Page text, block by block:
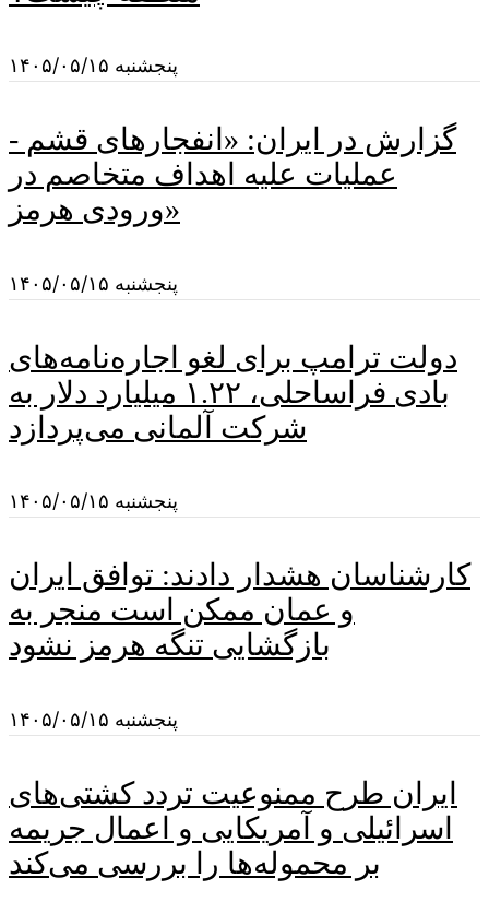
پنجشنبه ۱۴۰۵/۰۵/۱۵
گزارش در ایران: «انفجارهای قشم -
عملیات علیه اهداف متخاصم در
ورودی هرمز»
پنجشنبه ۱۴۰۵/۰۵/۱۵
دولت ترامپ برای لغو اجاره‌نامه‌های
بادی فراساحلی، ۱.۲۲ میلیارد دلار به
شرکت آلمانی می‌پردازد
پنجشنبه ۱۴۰۵/۰۵/۱۵
کارشناسان هشدار دادند: توافق ایران
و عمان ممکن است منجر به
بازگشایی تنگه هرمز نشود
پنجشنبه ۱۴۰۵/۰۵/۱۵
ایران طرح ممنوعیت تردد کشتی‌های
اسرائیلی و آمریکایی و اعمال جریمه
بر محموله‌ها را بررسی می‌کند